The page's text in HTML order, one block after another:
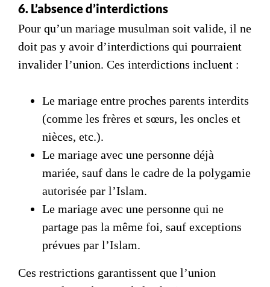
6. L’absence d’interdictions
Pour qu’un mariage musulman soit valide, il ne
doit pas y avoir d’interdictions qui pourraient
invalider l’union. Ces interdictions incluent :
Le mariage entre proches parents interdits
(comme les frères et sœurs, les oncles et
nièces, etc.).
Le mariage avec une personne déjà
mariée, sauf dans le cadre de la polygamie
autorisée par l’Islam.
Le mariage avec une personne qui ne
partage pas la même foi, sauf exceptions
prévues par l’Islam.
Ces restrictions garantissent que l’union